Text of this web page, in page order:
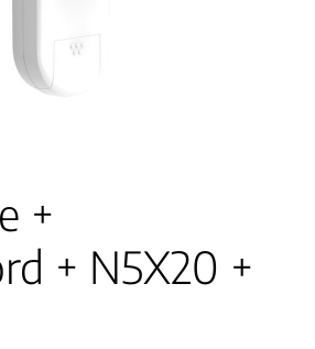
+
+ N5X20 +